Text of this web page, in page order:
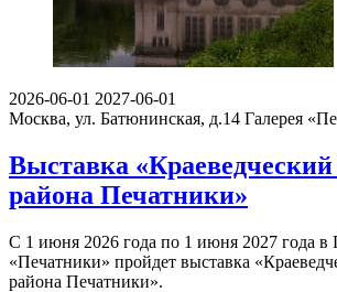
2026-06-01 2027-06-01
Москва, ул. Батюнинская, д.14 Галерея
Выставка
района Печатники»
С 1 июня 2026 года по 1 июня 2027 года в
«Печатники» пройдет выставка
района Печатники».